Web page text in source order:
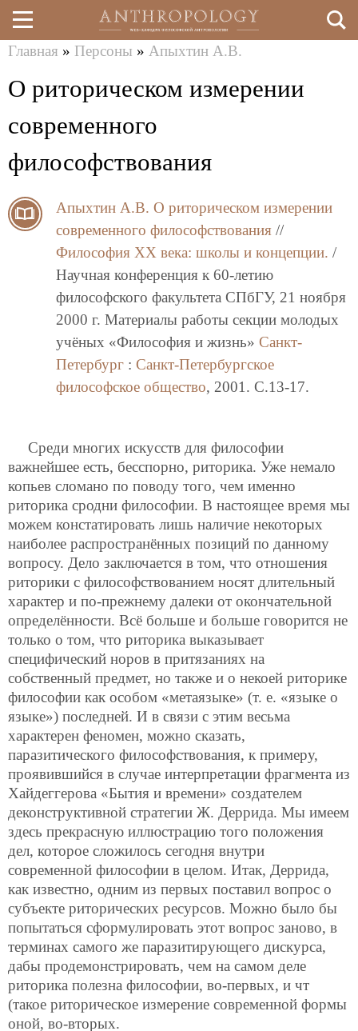
Перейти
к
здесь
Главная » Персоны » Апыхтин А.В.
О риторическом измерении
современного
философствования
Апыхтин А.В. О риторическом измерении
современного философствования //
Философия XX века: школы и концепции. /
Научная конференция к 60-летию
философского факультета СПбГУ, 21 ноября
2000 г. Материалы работы секции молодых
учёных «Философия и жизнь» Санкт-
Петербург : Санкт-Петербургское
философское общество, 2001. C.13-17.
Среди многих искусств для философии
важнейшее есть, бесспорно, риторика. Уже немало
копьев сломано по поводу того, чем именно
риторика сродни философии. В настоящее время мы
можем констатировать лишь наличие некоторых
наиболее распространённых позиций по данному
вопросу. Дело заключается в том, что отношения
риторики с философствованием носят длительный
характер и по-прежнему далеки от окончательной
определённости. Всё больше и больше говорится не
только о том, что риторика выказывает
специфический норов в притязаниях на
собственный предмет, но также и о некоей риторике
философии как особом «метаязыке» (т. е. «языке о
языке») последней. И в связи с этим весьма
характерен феномен, можно сказать,
паразитического философствования, к примеру,
проявившийся в случае интерпретации фрагмента из
Хайдеггерова «Бытия и времени» создателем
деконструктивной стратегии Ж. Деррида. Мы имеем
здесь прекрасную иллюстрацию того положения
дел, которое сложилось сегодня внутри
современной философии в целом. Итак, Деррида,
как известно, одним из первых поставил вопрос о
субъекте риторических ресурсов. Можно было бы
попытаться сформулировать этот вопрос заново, в
терминах самого же паразитирующего дискурса,
дабы продемонстрировать, чем на самом деле
риторика полезна философии, во-первых, и чт
(такое риторическое измерение современной формы
оной, во-вторых.